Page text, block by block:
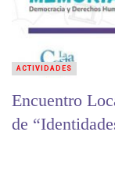
Encuentro
de
ACTIVIDADES